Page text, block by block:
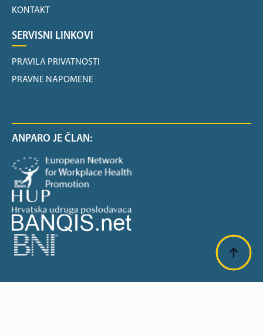
KONTAKT
SERVISNI LINKOVI
PRAVILA PRIVATNOSTI
PRAVNE NAPOMENE
ANPARO JE ČLAN: